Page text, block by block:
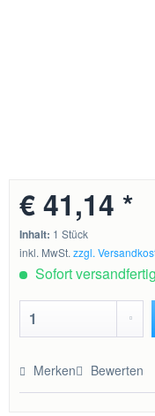
€ 41,14 *
Inhalt: 1 Stück
inkl. MwSt.zzgl.
Sofort versandfertig
Merken Bewerten